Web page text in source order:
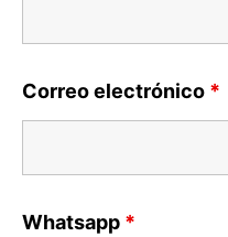
Correo electrónico *
Whatsapp *